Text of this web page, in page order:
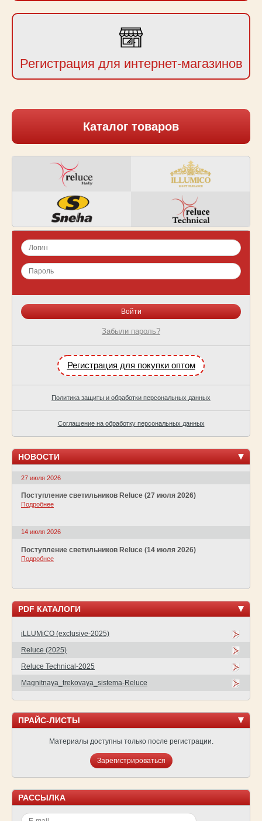
Регистрация для интернет-магазинов
Каталог товаров
Забыли пароль?
Регистрация для покупки оптом
Политика защиты и обработки персональных данных
Соглашение на обработку персональных данных
НОВОСТИ
27 июля 2026
Поступление светильников Reluce (27 июля 2026)
Подробнее
14 июля 2026
Поступление светильников Reluce (14 июля 2026)
Подробнее
PDF КАТАЛОГИ
iLLUMiCO (exclusive-2025)
Reluce (2025)
Reluce Technical-2025
Magnitnaya_trekovaya_sistema-Reluce
ПРАЙС-ЛИСТЫ
Материалы доступны только после регистрации.
Зарегистрироваться
РАССЫЛКА